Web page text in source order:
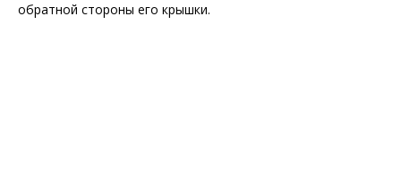
обратной стороны его крышки.